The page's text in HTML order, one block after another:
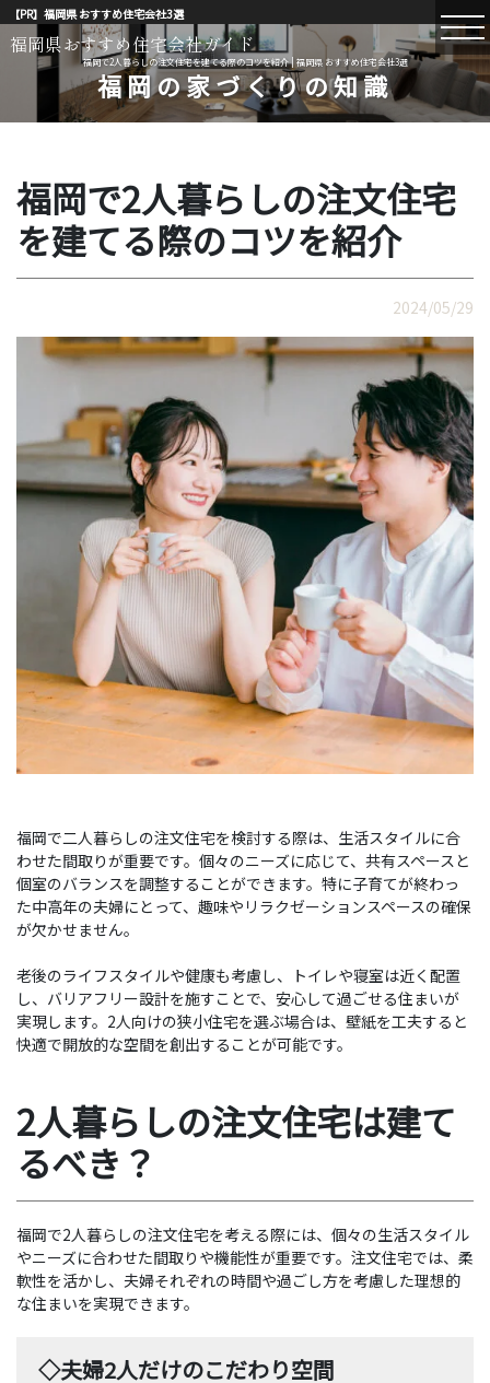
【PR】福岡県 おすすめ住宅会社3選
福岡県おすすめ住宅会社ガイド
福岡で2人暮らしの注文住宅を建てる際のコツを紹介 | 福岡県 おすすめ住宅会社3選
福岡の家づくりの知識
福岡で2人暮らしの注文住宅
を建てる際のコツを紹介
2024/05/29
福岡で二人暮らしの注文住宅を検討する際は、生活スタイルに合
わせた間取りが重要です。個々のニーズに応じて、共有スペースと
個室のバランスを調整することができます。特に子育てが終わっ
た中高年の夫婦にとって、趣味やリラクゼーションスペースの確保
が欠かせません。
老後のライフスタイルや健康も考慮し、トイレや寝室は近く配置
し、バリアフリー設計を施すことで、安心して過ごせる住まいが
実現します。2人向けの狭小住宅を選ぶ場合は、壁紙を工夫すると
快適で開放的な空間を創出することが可能です。
2人暮らしの注文住宅は建て
るべき？
福岡で2人暮らしの注文住宅を考える際には、個々の生活スタイル
やニーズに合わせた間取りや機能性が重要です。注文住宅では、柔
軟性を活かし、夫婦それぞれの時間や過ごし方を考慮した理想的
な住まいを実現できます。
◇夫婦2人だけのこだわり空間